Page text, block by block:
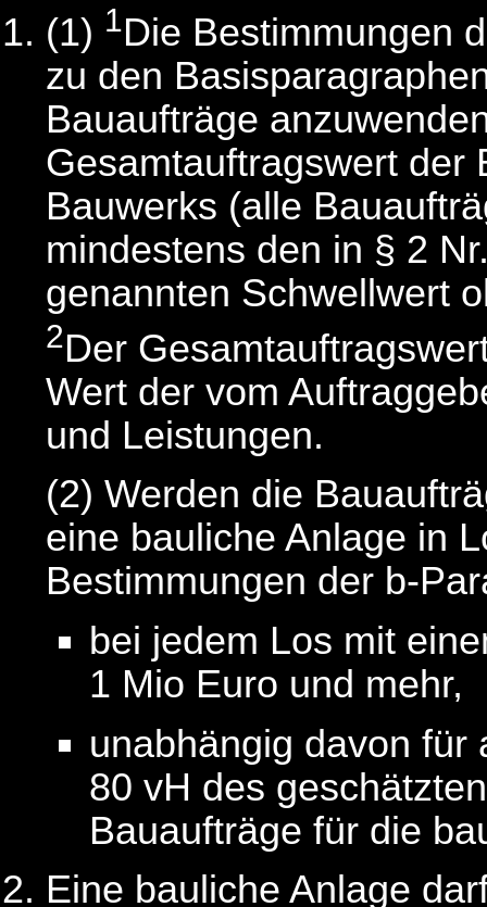
(1) 1Die Bestimmungen
zu den
Bauaufträge
Gesamtauftragswert der
Bauwerks (alle
mindestens den in § 2
genannten Schwellwert
2Der
Wert der vom
und Leistungen.
(2) Werden die
eine bauliche Anlage in
Bestimmungen der b-
bei jedem Los mit
1 Mio Euro und mehr,
unabhängig davon für
80 vH des
Bauaufträge für die
Eine bauliche Anlage